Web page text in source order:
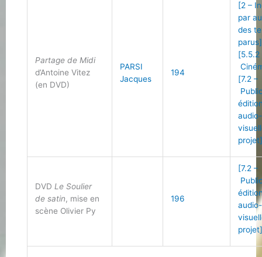
Partage de Midi
d’Antoine Vitez
(en DVD)
PARSI
Jacques
194
[2 –
par
des
parus]
[5.5.2
[7.2 –
audio-
DVD Le Soulier
de satin, mise en
scène Olivier Py
196
[7.2 –
audio-